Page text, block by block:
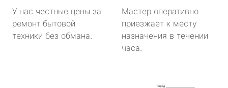
У нас честные цены за
ремонт бытовой
техники без обмана.
Мастер оперативно
приезжает к месту
назначения в течении
часа.